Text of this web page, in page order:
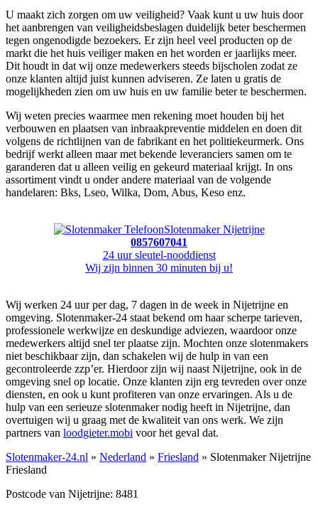
U maakt zich zorgen om uw veiligheid? Vaak kunt u uw huis door
het aanbrengen van veiligheidsbeslagen duidelijk beter beschermen
tegen ongenodigde bezoekers. Er zijn heel veel producten op de
markt die het huis veiliger maken en het worden er jaarlijks meer.
Dit houdt in dat wij onze medewerkers steeds bijscholen zodat ze
onze klanten altijd juist kunnen adviseren. Ze laten u gratis de
mogelijkheden zien om uw huis en uw familie beter te beschermen.
Wij weten precies waarmee men rekening moet houden bij het
verbouwen en plaatsen van inbraakpreventie middelen en doen dit
volgens de richtlijnen van de fabrikant en het politiekeurmerk. Ons
bedrijf werkt alleen maar met bekende leveranciers samen om te
garanderen dat u alleen veilig en gekeurd materiaal krijgt. In ons
assortiment vindt u onder andere materiaal van de volgende
handelaren: Bks, Lseo, Wilka, Dom, Abus, Keso enz.
Slotenmaker Nijetrijne
0857607041
24 uur sleutel-nooddienst
Wij zijn binnen 30 minuten bij u!
Wij werken 24 uur per dag, 7 dagen in de week in Nijetrijne en
omgeving. Slotenmaker-24 staat bekend om haar scherpe tarieven,
professionele werkwijze en deskundige adviezen, waardoor onze
medewerkers altijd snel ter plaatse zijn. Mochten onze slotenmakers
niet beschikbaar zijn, dan schakelen wij de hulp in van een
gecontroleerde zzp’er. Hierdoor zijn wij naast Nijetrijne, ook in de
omgeving snel op locatie. Onze klanten zijn erg tevreden over onze
diensten, en ook u kunt profiteren van onze ervaringen. Als u de
hulp van een serieuze slotenmaker nodig heeft in Nijetrijne, dan
overtuigen wij u graag met de kwaliteit van ons werk. We zijn
partners van loodgieter.mobi voor het geval dat.
Slotenmaker-24.nl » Nederland » Friesland » Slotenmaker Nijetrijne
Friesland
Postcode van Nijetrijne: 8481